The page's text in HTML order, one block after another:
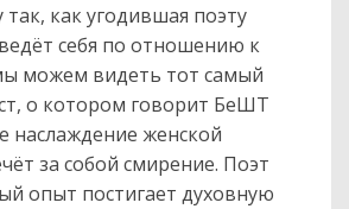
как угодившая поэту
себя по отношению к
можем видеть тот самый
о котором говорит БеШТ
наслаждение женской
за собой смирение. Поэт
опыт постигает духовную